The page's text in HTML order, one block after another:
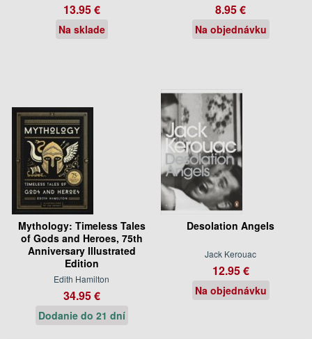
13.95 €
Na sklade
8.95 €
Na objednávku
Mythology: Timeless Tales
of Gods and Heroes, 75th
Anniversary Illustrated
Edition
Edith Hamilton
34.95 €
Dodanie do 21 dní
Desolation Angels
Jack Kerouac
12.95 €
Na objednávku